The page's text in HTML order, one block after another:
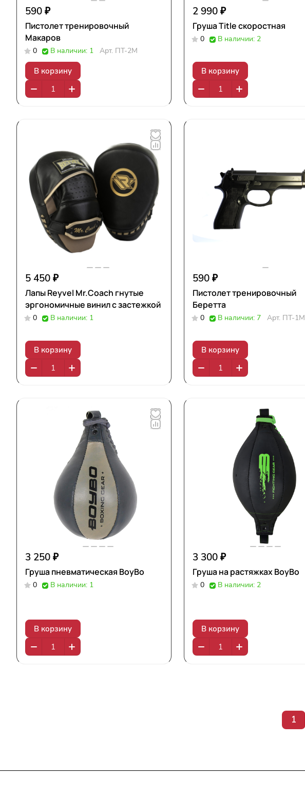
590 ₽
Пистолет тренировочный
Макаров
0 В наличии: 1 Арт. ПТ-2М
В корзину
2 990 ₽
Груша Title скоростная
0 В наличии: 2
В корзину
5 450 ₽
Лапы Reyvel Mr.Coach гнутые
эргономичные винил с застежкой
0 В наличии: 1
В корзину
590 ₽
Пистолет тренировочный
Беретта
0 В наличии: 7 Арт. ПТ-1М
В корзину
3 250 ₽
Груша пневматическая BoyBo
0 В наличии: 1
В корзину
3 300 ₽
Груша на растяжках BoyBo
0 В наличии: 2
В корзину
1